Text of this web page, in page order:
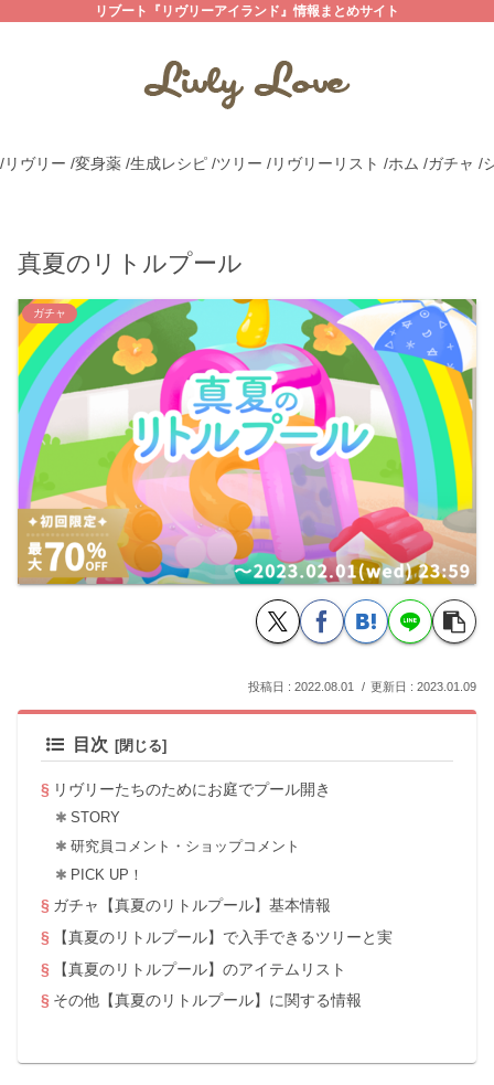
リブート『リヴリーアイランド』情報まとめサイト
/リヴリー /変身薬 /生成レシピ /ツリー /リヴリーリスト /ホム /ガチャ /
真夏のリトルプール
ガチャ
2022.08.01 2023.01.09
目次
リヴリーたちのためにお庭でプール開き
STORY
研究員コメント・ショップコメント
PICK UP！
ガチャ【真夏のリトルプール】基本情報
【真夏のリトルプール】で入手できるツリーと実
【真夏のリトルプール】のアイテムリスト
その他【真夏のリトルプール】に関する情報